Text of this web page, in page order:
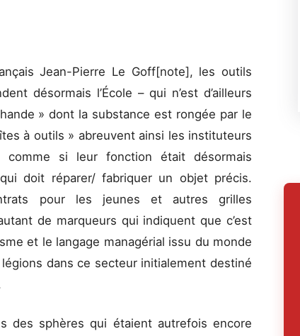
Jean-Pierre Le Goff[note], les outils
désormais l’École – qui n’est d’ailleurs
» dont la substance est rongée par le
à outils » abreuvent ainsi les instituteurs
si leur fonction était désormais
doit réparer/ fabriquer un objet précis.
pour les jeunes et autres grilles
de marqueurs qui indiquent que c’est
et le langage managérial issu du monde
légions dans ce secteur initialement destiné
des sphères qui étaient autrefois encore